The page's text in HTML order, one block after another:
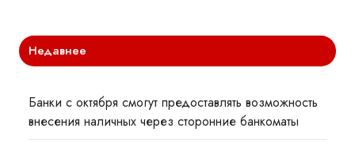
Недавнее
Банки с октября смогут предоставлять возможность
внесения наличных через сторонние банкоматы